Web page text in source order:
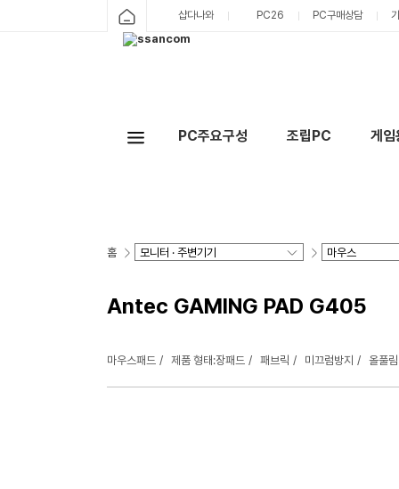
샵다나와 PC26 PC구매상담
PC주요구성 조립PC 게
홈
Antec GAMING PAD G405
마우스패드 제품 형태:장패드 패브릭 미끄럼방지 올풀